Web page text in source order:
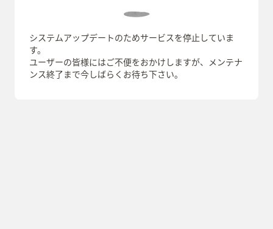
システムアップデートのためサービスを停止していま
す。
ユーザーの皆様にはご不便をおかけしますが、メンテナ
ンス終了まで今しばらくお待ち下さい。